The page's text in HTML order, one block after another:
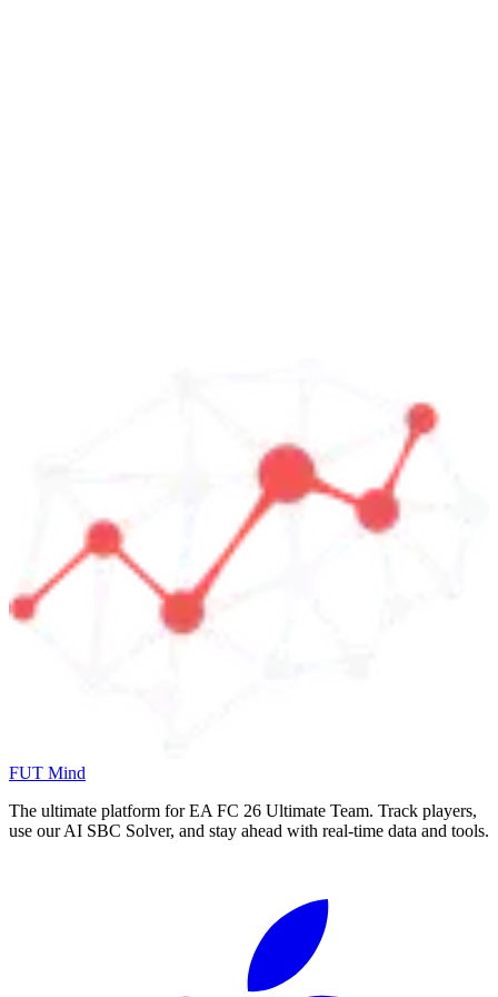
FUT Mind
The ultimate platform for EA FC 26 Ultimate Team. Track players,
use our AI SBC Solver, and stay ahead with real-time data and tools.